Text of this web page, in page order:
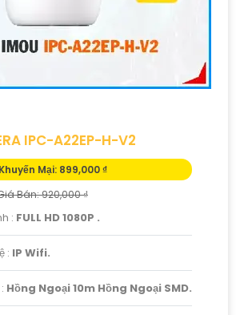
IPC-A22EP-H-V2
Mại: 899,000 ₫
Bán: 920,000 ₫
: FULL HD 1080P .
: IP Wifi.
Hồng Ngoại 10m Hồng Ngoại SMD.